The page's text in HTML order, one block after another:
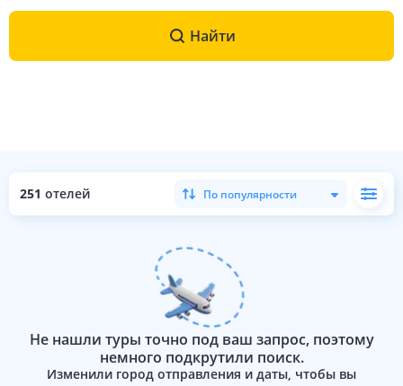
Найти
251 отелей По популярности
Не нашли туры точно под ваш запрос, поэтому
немного подкрутили поиск.
Изменили город отправления и даты, чтобы вы